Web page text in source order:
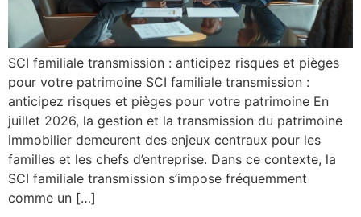
SCI familiale transmission : anticipez risques et pièges
pour votre patrimoine SCI familiale transmission :
anticipez risques et pièges pour votre patrimoine En
juillet 2026, la gestion et la transmission du patrimoine
immobilier demeurent des enjeux centraux pour les
familles et les chefs d’entreprise. Dans ce contexte, la
SCI familiale transmission s’impose fréquemment
comme un […]